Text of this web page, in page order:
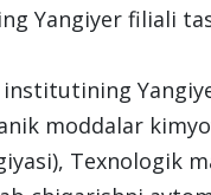
Yangiyer filiali
moddalar
Texnologik